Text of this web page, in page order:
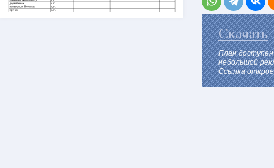
Скачать
План доступен
небольшой
Ссылка